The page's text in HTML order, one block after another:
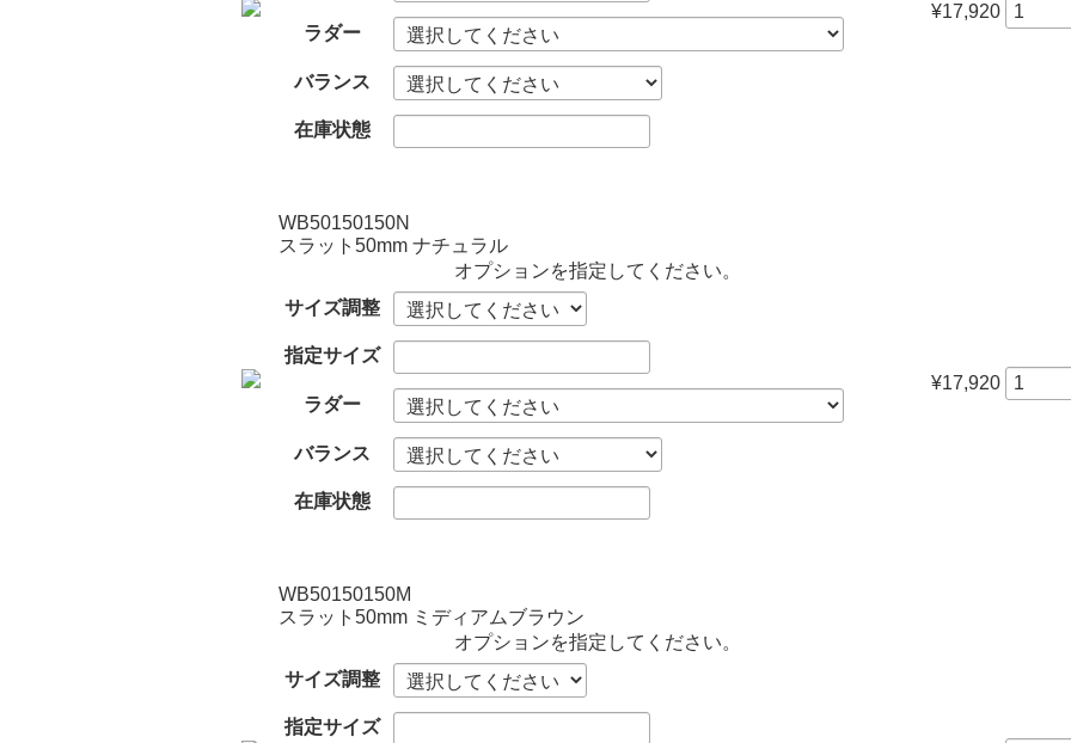
ラダー
バランス
在庫状態
¥17,920
WB50150150N
スラット50mm ナチュラル
オプションを指定してください。
サイズ調整
指定サイズ
ラダー
バランス
在庫状態
¥17,920
WB50150150M
スラット50mm ミディアムブラウン
オプションを指定してください。
サイズ調整
指定サイズ